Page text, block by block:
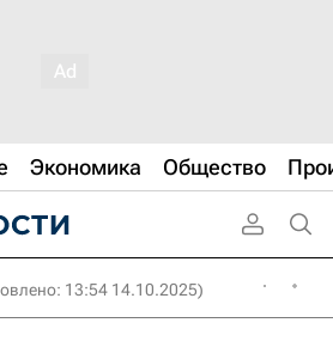
Экономика Общество
13:54 14.10.2025)